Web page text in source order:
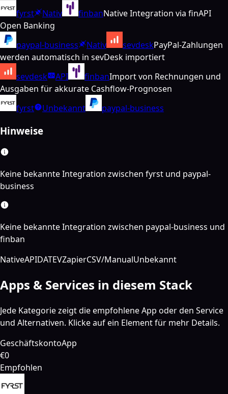
fyrst
Nativ finbanNative Integration via finAPI
Open Banking
paypal-business
Nativ sevdeskPayPal-Zahlungen
werden automatisch in sevDesk importiert
sevdesk
API finbanImport von Rechnungen und
Ausgaben für akkurate Cashflow-Prognosen
fyrst
Unbekannt paypal-business
Hinweise
Keine bekannte Integration zwischen fyrst und paypal-
business
Keine bekannte Integration zwischen paypal-business und
finban
NativeAPIDATEVZapierCSV/ManualUnbekannt
Apps & Services in diesem Stack
Jede Kategorie zeigt die empfohlene App oder den Service
und Alternativen. Klicke auf ein Element für mehr Details.
GeschäftskontoApp
€0
Empfohlen